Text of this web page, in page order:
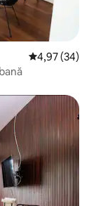
Scor mediu
4,97 (34)